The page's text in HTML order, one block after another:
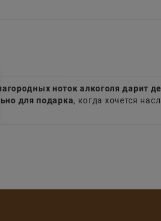
ноток алкоголя дарит
для подарка, когда хочется